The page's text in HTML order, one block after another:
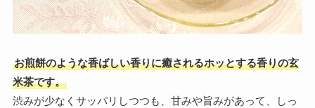
お煎餅のような香ばしい香りに癒されるホッとする香りの玄
米茶です。
渋みが少なくサッパリしつつも、甘みや旨みがあって、しっ